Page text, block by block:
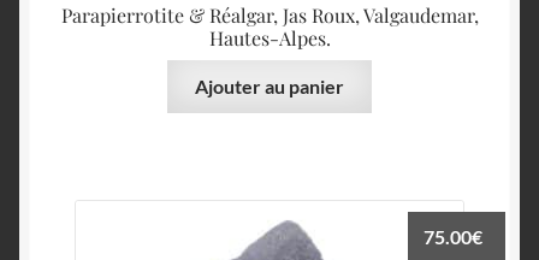
Parapierrotite & Réalgar, Jas Roux, Valgaudemar,
Hautes-Alpes.
Ajouter au panier
75.00€